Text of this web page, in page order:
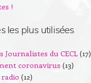
!
les plus utilisées
Journalistes du CECL(17)
coronavirus (13)
radio (12)